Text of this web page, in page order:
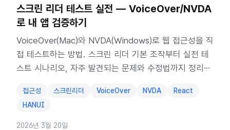
스크린 리더 테스트 실전 — VoiceOver/NVDA
로 내 앱 검증하기
VoiceOver(Mac)와 NVDA(Windows)로 웹 접근성을 직
접 테스트하는 방법. 스크린 리더 기본 조작부터 실전 테
스트 시나리오, 자주 발견되는 문제와 수정법까지 정리합
접근성 스크린리더 VoiceOver NVDA
React
HANUI
2026년 3월 20일